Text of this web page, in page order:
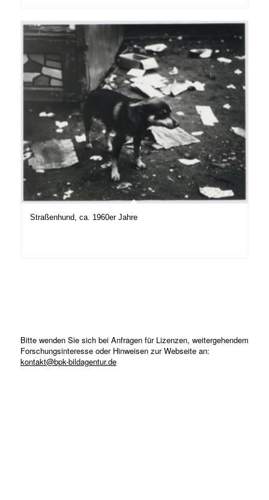
Straßenhund, ca. 1960er Jahre
Bitte wenden Sie sich bei Anfragen für Lizenzen, weitergehendem
Forschungsinteresse oder Hinweisen zur Webseite an:
kontakt@bpk-bildagentur.de